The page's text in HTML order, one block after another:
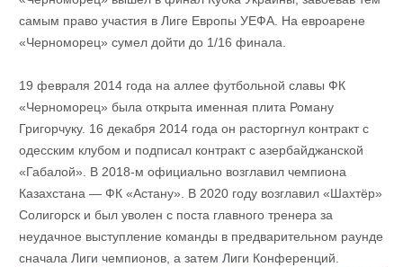
самым право участия в Лиге Европы УЕФА. На eвроарене
«Черноморец» сумел дойти до 1/16 финала.
19 февраля 2014 года на аллее футбольной славы ФК
«Черноморец» была открыта именная плита Роману
Григорчуку. 16 декабря 2014 года он расторгнул контракт с
одесским клубом и подписал контракт с азербайджанской
«Габалой». В 2018-м официально возглавил чемпиона
Казахстана — ФК «Астану». В 2020 году возглавил «Шахтёр»
Солигорск и был уволен с поста главного тренера за
неудачное выступление команды в предварительном раунде
сначала Лиги чемпионов, а затем Лиги Конференций.